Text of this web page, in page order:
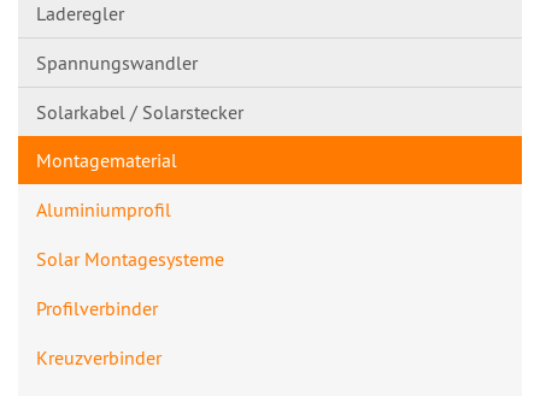
Laderegler
Spannungswandl​er
Solarkabel / Solarstecker
Montagematerial
Aluminiumprofil
Solar Montagesysteme
Profilverbinde​r
Kreuzverbinder